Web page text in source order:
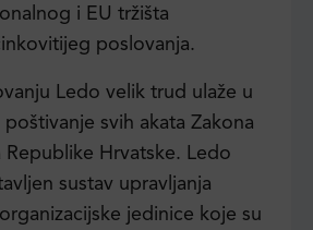
i EU tržišta
poslovanja.
Ledo velik trud ulaže u
svih akata Zakona
Republike Hrvatske. Ledo
sustav upravljanja
jedinice koje su